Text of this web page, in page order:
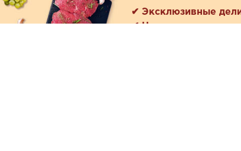
✔ Эксклюзивные
✔ Новые поступления